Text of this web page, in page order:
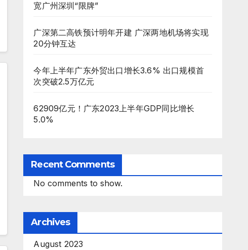
宽广州深圳“限牌”
广深第二高铁预计明年开建 广深两地机场将实现
20分钟互达
今年上半年广东外贸出口增长3.6% 出口规模首
次突破2.5万亿元
62909亿元！广东2023上半年GDP同比增长
5.0%
Recent Comments
No comments to show.
Archives
August 2023